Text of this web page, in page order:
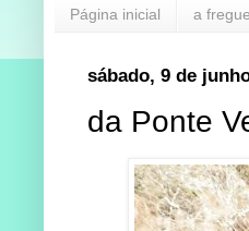
Página inicial a
sábado, 9 de
da Ponte